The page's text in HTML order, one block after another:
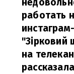
работать
"Зірковий
на